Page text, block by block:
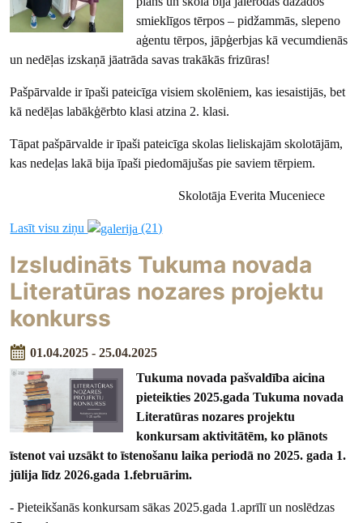
smieklīgos tērpos – pidžammās, slepeno
aģentu tērpos, jāpģerbjas kā vecumdienās
un nedēļas izskaņā jāatrāda savas trakākās frizūras!
Pašpārvalde ir īpaši pateicīga visiem skolēniem, kas iesaistijās, bet
kā nedēļas labākģērbto klasi atzina 2. klasi.
Tāpat pašpārvalde ir īpaši pateicīga skolas lieliskajām skolotājām,
kas nedeļas lakā bija īpaši piedomājušas pie saviem tērpiem.
Skolotāja Everita Muceniece
Lasīt visu ziņu (21)
Izsludināts Tukuma novada
Literatūras nozares projektu
konkurss
01.04.2025 - 25.04.2025
Tukuma novada pašvaldība aicina
pieteikties 2025.gada Tukuma novada
Literatūras nozares projektu
konkursam aktivitātēm, ko plānots
īstenot vai uzsākt to īstenošanu laika periodā no 2025. gada 1.
jūlija līdz 2026.gada 1.februārim.
- Pieteikšanās konkursam sākas 2025.gada 1.aprīlī un noslēdzas